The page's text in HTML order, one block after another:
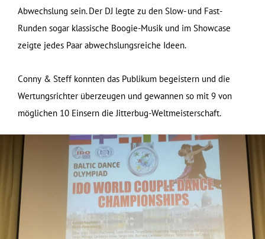
Abwechslung sein. Der DJ legte zu den Slow- und Fast-
Runden sogar klassische Boogie-Musik und im Showcase
zeigte jedes Paar abwechslungsreiche Ideen.
Conny & Steff konnten das Publikum begeistern und die
Wertungsrichter überzeugen und gewannen so mit 9 von
möglichen 10 Einsern die Jitterbug-Weltmeisterschaft.